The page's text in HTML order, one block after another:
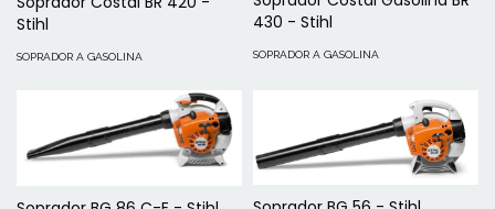
Stihl
SOPRADOR A GASOLINA
430 - Stihl
SOPRADOR A GASOLINA